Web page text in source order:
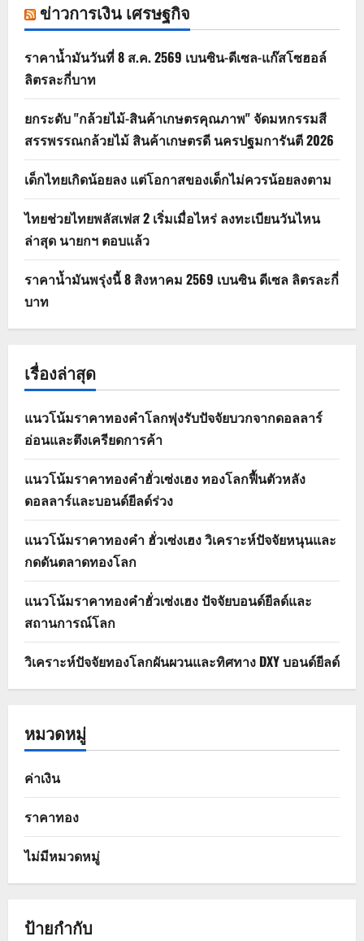
ข่าวการเงิน เศรษฐกิจ
ราคาน้ำมันวันที่ 8 ส.ค. 2569 เบนซิน-ดีเซล-แก๊สโซฮอล์
ลิตรละกี่บาท
ยกระดับ "กล้วยไม้-สินค้าเกษตรคุณภาพ" จัดมหกรรมสี
สรรพรรณกล้วยไม้ สินค้าเกษตรดี นครปฐมการันตี 2026
เด็กไทยเกิดน้อยลง แต่โอกาสของเด็กไม่ควรน้อยลงตาม
ไทยช่วยไทยพลัสเฟส 2 เริ่มเมื่อไหร่ ลงทะเบียนวันไหน
ล่าสุด นายกฯ ตอบแล้ว
ราคาน้ำมันพรุ่งนี้ 8 สิงหาคม 2569 เบนซิน ดีเซล ลิตรละกี่
บาท
เรื่องล่าสุด
แนวโน้มราคาทองคำโลกพุ่งรับปัจจัยบวกจากดอลลาร์
อ่อนและตึงเครียดการค้า
แนวโน้มราคาทองคำฮั่วเซ่งเฮง ทองโลกฟื้นตัวหลัง
ดอลลาร์และบอนด์ยีลด์ร่วง
แนวโน้มราคาทองคำ ฮั่วเซ่งเฮง วิเคราะห์ปัจจัยหนุนและ
กดดันตลาดทองโลก
แนวโน้มราคาทองคำฮั่วเซ่งเฮง ปัจจัยบอนด์ยีลด์และ
สถานการณ์โลก
วิเคราะห์ปัจจัยทองโลกผันผวนและทิศทาง DXY บอนด์ยีลด์
หมวดหมู่
ค่าเงิน
ราคาทอง
ไม่มีหมวดหมู่
ป้ายกำกับ